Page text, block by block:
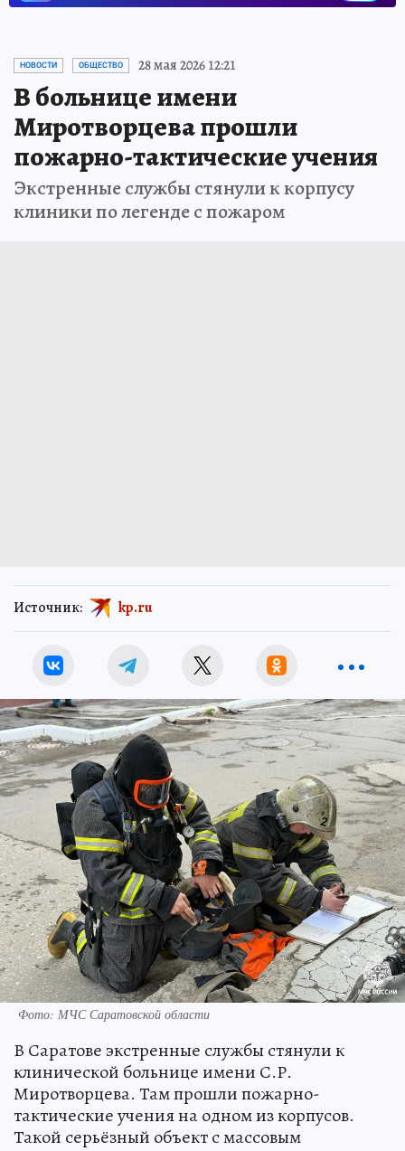
НОВОСТИ ОБЩЕСТВО 28 мая 2026 12:21
В больнице имени
Миротворцева прошли
пожарно-тактические учения
Экстренные службы стянули к корпусу
клиники по легенде с пожаром
Источник: kp.ru
Фото: МЧС Саратовской области
В Саратове экстренные службы стянули к
клинической больнице имени С.Р.
Миротворцева. Там прошли пожарно-
тактические учения на одном из корпусов.
Такой серьёзный объект с массовым